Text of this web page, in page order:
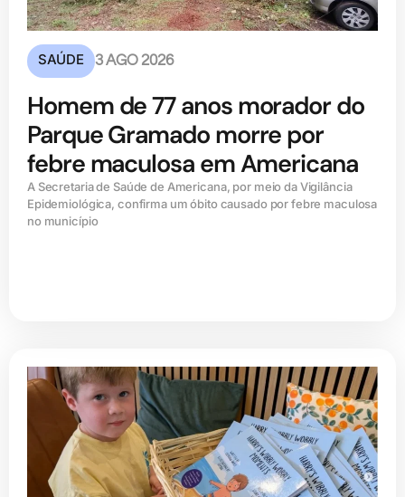
SAÚDE 3 AGO 2026
Homem de 77 anos morador do
Parque Gramado morre por
febre maculosa em Americana
A Secretaria de Saúde de Americana, por meio da Vigilância
Epidemiológica, confirma um óbito causado por febre maculosa
no município